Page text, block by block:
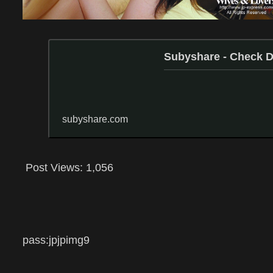
Subyshare - Check
subyshare.com
Post Views: 1,056
pass:jpjpimg9